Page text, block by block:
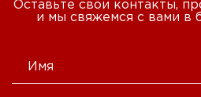
Оставьте свои контакты,
и мы свяжемся с вами в